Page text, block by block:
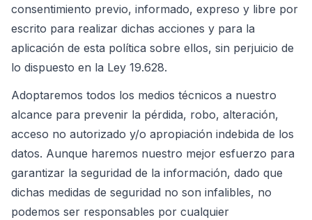
consentimiento previo, informado, expreso y libre por
escrito para realizar dichas acciones y para la
aplicación de esta política sobre ellos, sin perjuicio de
lo dispuesto en la Ley 19.628.
Adoptaremos todos los medios técnicos a nuestro
alcance para prevenir la pérdida, robo, alteración,
acceso no autorizado y/o apropiación indebida de los
datos. Aunque haremos nuestro mejor esfuerzo para
garantizar la seguridad de la información, dado que
dichas medidas de seguridad no son infalibles, no
podemos ser responsables por cualquier